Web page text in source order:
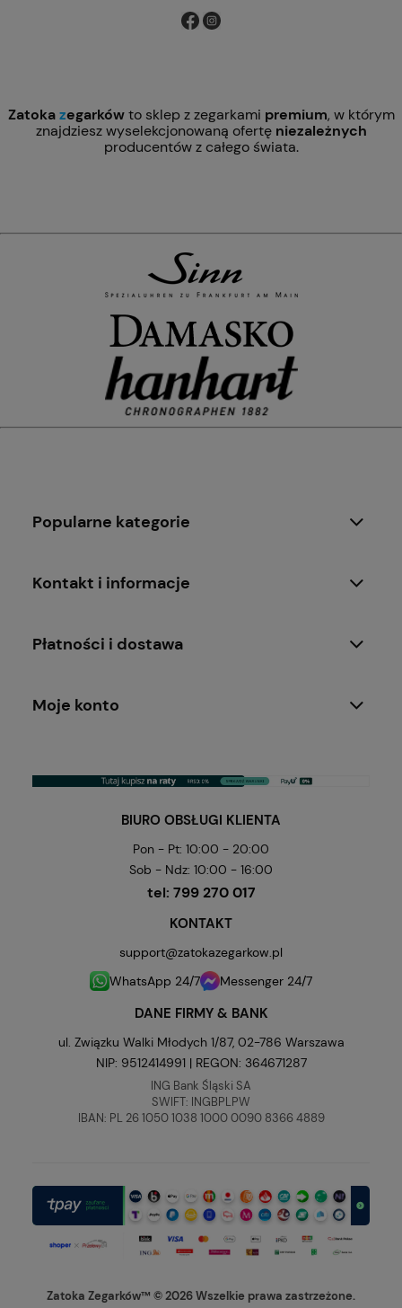
Zatokazegarkówto sklep z zegarkami premium, w którym
znajdziesz wyselekcjonowaną ofertę niezależnych
producentów z całego świata.
Popularne kategorie
Kontakt i informacje
Płatności i dostawa
Moje konto
BIURO OBSŁUGI KLIENTA
Pon - Pt: 10:00 - 20:00
Sob - Ndz: 10:00 - 16:00
tel: 799 270 017
KONTAKT
support@zatokazegarkow.pl
WhatsApp 24/7
Messenger 24/7
DANE FIRMY & BANK
ul. Związku Walki Młodych 1/87, 02-786 Warszawa
NIP: 9512414991 | REGON: 364671287
ING Bank Śląski SA
SWIFT: INGBPLPW
IBAN: PL 26 1050 1038 1000 0090 8366 4889
Zatoka Zegarków™ © 2026 Wszelkie prawa zastrzeżone.